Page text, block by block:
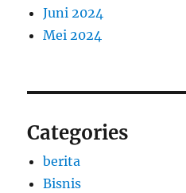
Juni 2024
Mei 2024
Categories
berita
Bisnis